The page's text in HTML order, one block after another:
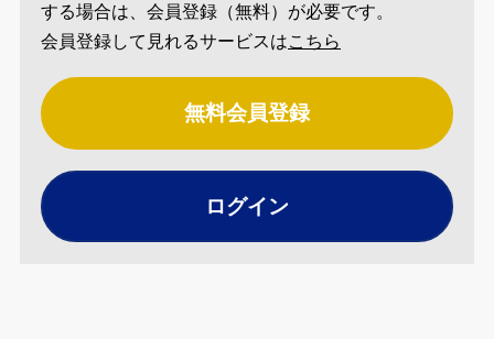
する場合は、会員登録（無料）が必要です。
会員登録して見れるサービスはこちら
無料会員登録
ログイン